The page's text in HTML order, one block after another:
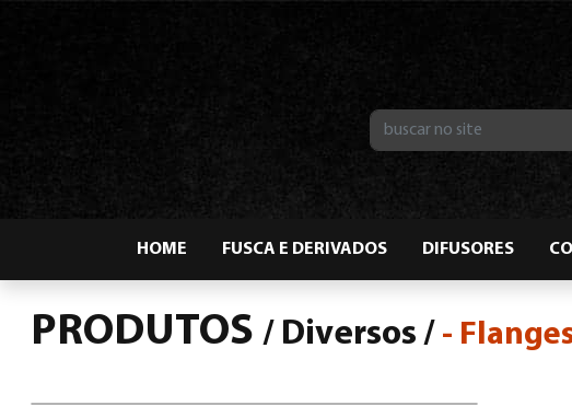
HOME FUSCA E DERIVADOS DIFUSORES
PRODUTOS/ Diversos / -